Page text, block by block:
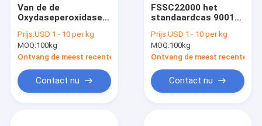
Van de de
Oxydaseperoxidase
de Hoge Activiteit
met HALAL-
Certificatie
Prijs:USD 1 - 10 per kg
MOQ:100kg
Ontvang de meest recente Prijs
Contact nu
FSSC22000 het
standaardcas 9001
Glucoseoxydase
voor Vee
Prijs:USD 1 - 10 per kg
MOQ:100kg
Ontvang de meest recente
Contact nu